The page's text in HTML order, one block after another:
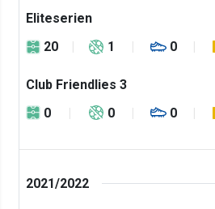
Eliteserien
20
1 0
Club Friendlies 3
0
0 0
2021/2022